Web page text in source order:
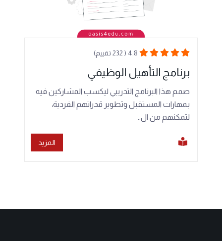
4.8 ( 232 تقييم)
برنامج التأهيل الوظيفي
صمم هذا البرنامج التدريبي ليكسب المشاركين فيه
بمهارات المستقبل وتطوير قدراتهم الفردية،
لتمكنهم من ال..
المزيد